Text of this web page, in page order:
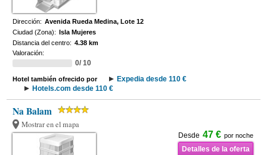
Dirección: Avenida Rueda Medina, Lote 12
Ciudad (Zona): Isla Mujeres
Distancia del centro: 4.38 km
Valoración:
0/ 10
Hotel también ofrecido por
Expedia desde 110 €
Hotels.com desde 110 €
Na Balam
Mostrar en el mapa
Desde 47 € por noche
Detalles de la oferta